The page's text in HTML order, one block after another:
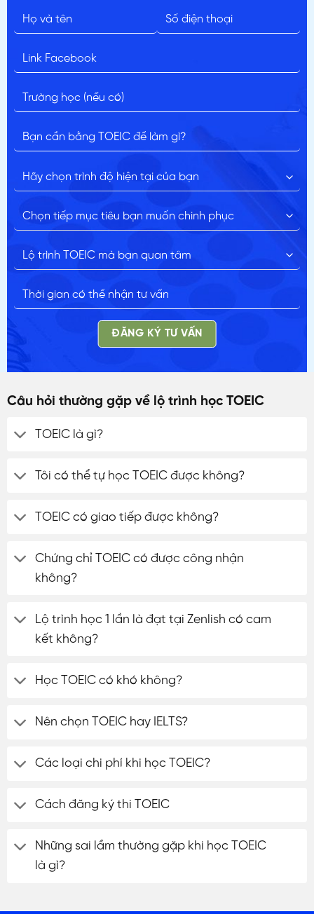
ĐĂNG KÝ TƯ VẤN
Câu hỏi thường gặp về lộ trình học TOEIC
TOEIC là gì?
Tôi có thể tự học TOEIC được không?
TOEIC có giao tiếp được không?
Chứng chỉ TOEIC có được công nhận
không?
Lộ trình học 1 lần là đạt tại Zenlish có cam
kết không?
Học TOEIC có khó không?
Nên chọn TOEIC hay IELTS?
Các loại chi phí khi học TOEIC?
Cách đăng ký thi TOEIC
Những sai lầm thường gặp khi học TOEIC
là gì?